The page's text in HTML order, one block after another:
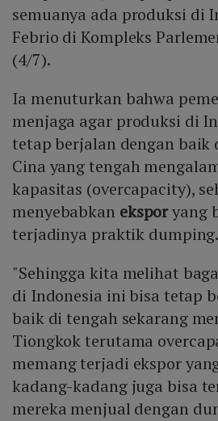
semuanya ada produksi di
Febrio di Kompleks
(4/7).
Ia menuturkan bahwa
menjaga agar produksi di
tetap berjalan dengan baik
Cina yang tengah
kapasitas (overcapacity),
menyebabkan eksporyang
terjadinya praktik dumping.
"Sehingga kita melihat
di Indonesia ini bisa tetap
baik di tengah sekarang
Tiongkok terutama
memang terjadi ekspor
kadang-kadang juga bisa
mereka menjual dengan